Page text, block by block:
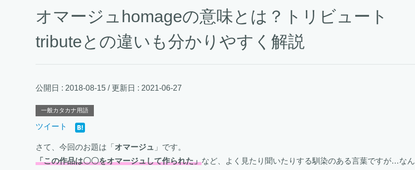
オマージュhomageの意味とは？トリビュート
tributeとの違いも分かりやすく解説
公開日 : 2018-08-15 / 更新日 : 2021-06-27
一般カタカナ用語
ツイート
さて、今回のお題は「 オマージュ 」です。
「この作品は〇〇をオマージュして作られた」など、よく見たり聞いたりする馴染のある言葉ですが…なん